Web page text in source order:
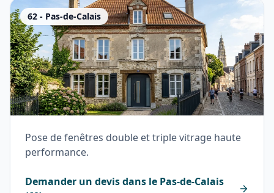
62 - Pas-de-Calais
Pose de fenêtres double et triple vitrage haute
performance.
Demander un devis dans le Pas-de-Calais